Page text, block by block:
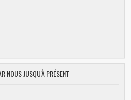
NOUS JUSQU'À PRÉSENT